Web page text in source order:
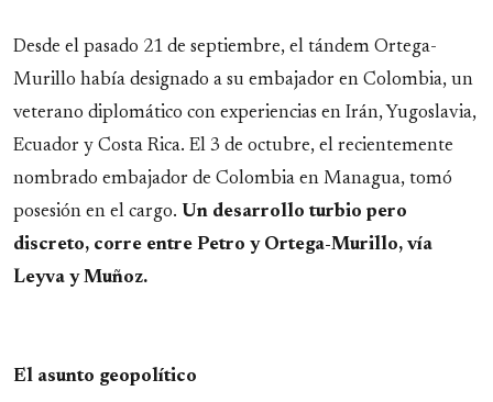
Desde el pasado 21 de septiembre, el tándem Ortega-
Murillo había designado a su embajador en Colombia, un
veterano diplomático con experiencias en Irán, Yugoslavia,
Ecuador y Costa Rica. El 3 de octubre, el recientemente
nombrado embajador de Colombia en Managua, tomó
posesión en el cargo. Un desarrollo turbio pero
discreto, corre entre Petro y Ortega-Murillo, vía
Leyva y Muñoz.
El asunto geopolítico